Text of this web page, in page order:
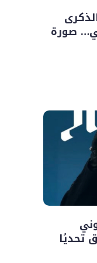
صورة
تحديًا